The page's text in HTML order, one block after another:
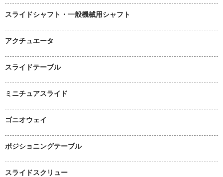
スライドシャフト・一般機械用シャフト
アクチュエータ
スライドテーブル
ミニチュアスライド
ゴニオウェイ
ポジショニングテーブル
スライドスクリュー